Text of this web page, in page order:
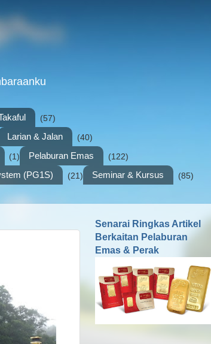
(57)
Larian & Jalan (40)
(1) Pelaburan Emas (122)
(PG1S) (21) Seminar & Kursus (85)
Senarai Ringkas Artikel
Berkaitan Pelaburan
Emas & Perak